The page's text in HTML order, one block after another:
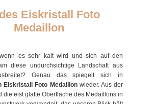
Eiskristall Foto
Medaillon
es sehr kalt wird und sich auf den
diese undurchsichtige Landschaft aus
Genau das spiegelt sich in
Eiskristall Foto Medaillonwieder. Aus der
die eist glatte Oberfläche des Medaillons in